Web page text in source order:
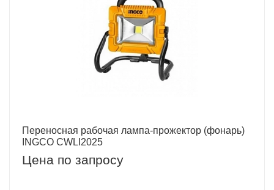
Переносная рабочая лампа-прожектор (фонарь)
INGCO CWLI2025
Цена по запросу